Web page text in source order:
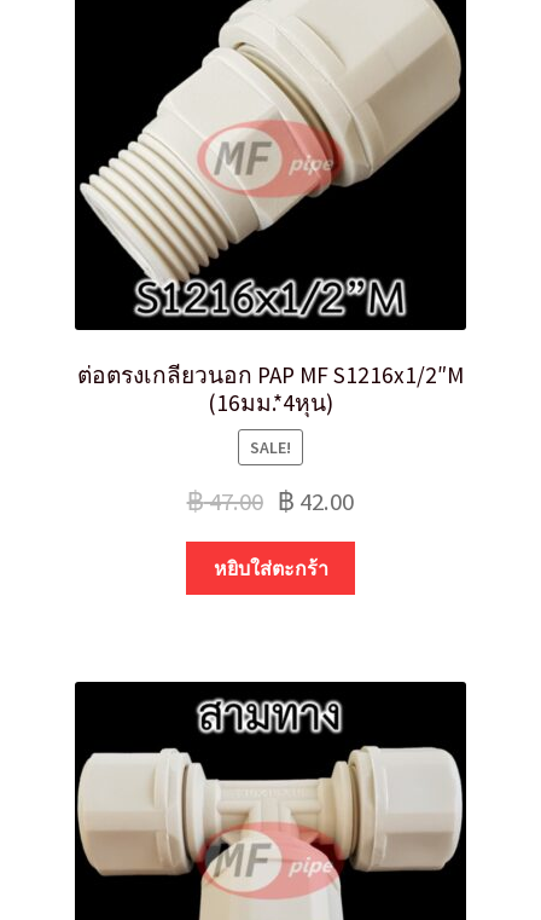
ต่อตรงเกลียวนอก PAP MF S1216x1/2″M
(16มม.*4หุน)
SALE!
฿47.00 ฿ 42.00
หยิบใส่ตะกร้า